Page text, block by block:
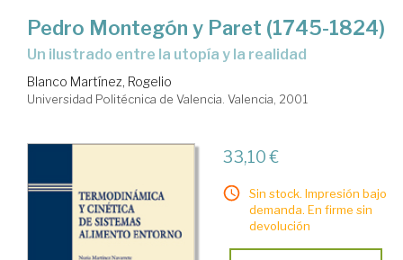
Pedro Montegón y Paret (1745-1824)
un ilustrado entre la utopía y la realidad
Blanco Martínez, Rogelio
Universidad Politécnica de Valencia. Valencia, 2001
33,10 €
Sin stock. Impresión bajo
demanda. En firme sin
devolución